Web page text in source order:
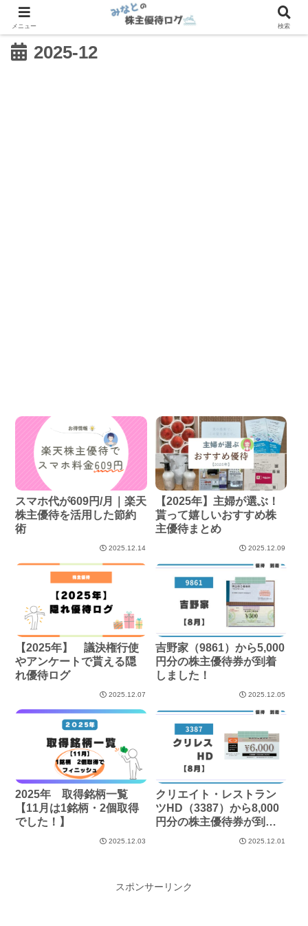
2025-12
スマホ代が609円/月｜楽天
株主優待を活用した節約
術
2025.12.14
【2025年】主婦が選ぶ！
貰って嬉しいおすすめ株
主優待まとめ
2025.12.09
【2025年】 議決権行使
やアンケートで貰える隠
れ優待ログ
2025.12.07
吉野家（9861）から5,000
円分の株主優待券が到着
しました！
2025.12.05
2025年 取得銘柄一覧
【11月は1銘柄・2個取得
でした！】
2025.12.03
クリエイト・レストラン
ツHD（3387）から8,000
円分の株主優待券が到着
2025.12.01
スポンサーリンク
メニュー 検索